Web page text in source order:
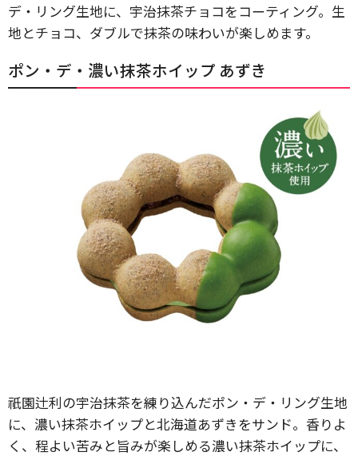
デ・リング生地に、宇治抹茶チョコをコーティング。生
地とチョコ、ダブルで抹茶の味わいが楽しめます。
ポン・デ・濃い抹茶ホイップ あずき
祇園辻利の宇治抹茶を練り込んだポン・デ・リング生地
に、濃い抹茶ホイップと北海道あずきをサンド。香りよ
く、程よい苦みと旨みが楽しめる濃い抹茶ホイップに、